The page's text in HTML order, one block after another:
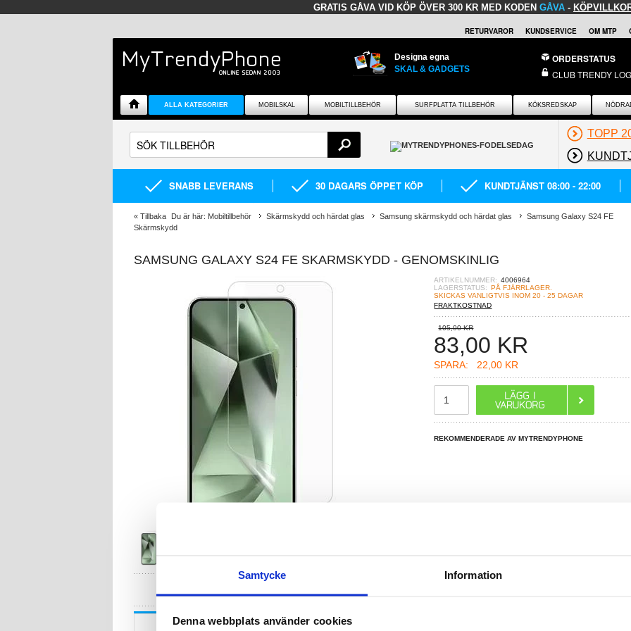
Samtycke Information
Denna webbplats använder cookies
GRATIS GÅVA VID KÖP ÖVER 300 KR MED KODEN GÅVA -
RETURVAROR KUNDSERVICE OM MTP
Designa egna
SKAL & GADGETS
ORDERSTATUS
CLUB TRENDY
ALLA KATEGORIER MOBILSKAL MOBILTILLBEHÖR SURFPLATTA TILLBEHÖR KÖKSREDSKAP
TOPP
SNABB LEVERANS 30 DAGARS ÖPPET KÖP KUNDTJÄNST 08:00 - 22:00
« Tillbaka Du är här: Mobiltillbehör Skärmskydd och härdat glas Samsung skärmskydd och härdat glas
Samsung Galaxy S24 FE
Skärmskydd
SAMSUNG GALAXY S24 FE SKARMSKYDD - GENOMSKINLIG
ARTIKELNUMMER: 4006964
LAGERSTATUS: PÅ FJÄRRLAGER.
SKICKAS VANLIGTVIS INOM 20 - 25 DAGAR
FRAKTKOSTNAD
105,00 KR
83,00 KR
SPARA: 22,00 KR
REKOMMENDERADE AV MYTRENDYPHONE
Beskrivning